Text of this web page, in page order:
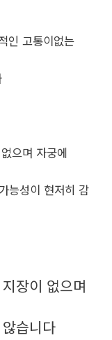
인 고통이없는
으며 자궁에
능성이 현저히 감
장이 없으며
습니다